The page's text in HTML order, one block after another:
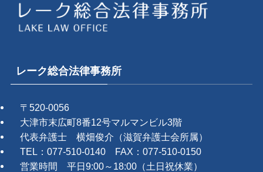
レーク総合法律事務所
〒520-0056
大津市末広町8番12号マルマンビル3階
代表弁護士 横畑俊介（滋賀弁護士会所属）
TEL：077-510-0140 FAX：077-510-0150
営業時間 平日9:00～18:00（土日祝休業）